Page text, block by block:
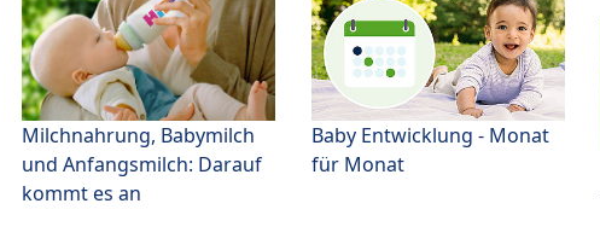
Milchnahrung, Babymilch
und Anfangsmilch: Darauf
kommt es an
Baby Entwicklung - Monat
für Monat